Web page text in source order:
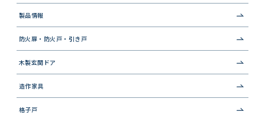
製品情報
防火扉・防火戸・引き戸
木製玄関ドア
造作家具
格子戸